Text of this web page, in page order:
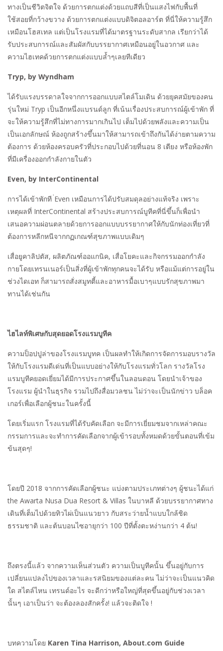
ทางเป็นชีวิตจิตใจ ด้วยการตกแต่งด้วยแถบสีที่เป็นแสงไฟกับพื้นที่
ใช้สอยที่กว้างขวาง ด้วยการตกแต่งแบบดิจิตอลอาร์ต ที่นี่ให้ความรู้สึก
เหมือนโฮสเทล แต่เป็นโรงแรมที่ได้มาตรฐานระดับสากล เรียกว่าได้
รับประสบการณ์และสัมผัสกับบรรยากาศเหมือนอยู่ในอวกาศ และ
ความไฮเทคด้วยการตกแต่งแบบล้ำๆเลยทีเดียว
Tryp, by Wyndham
ได้รับแรงบรรดาลใจจากการออกแบบสไตล์โมเดิน ด้วยยุคสมัยของคน
รุ่นใหม่ Tryp เป็นอีกหนึ่งแบรนด์ลูก ที่เน้นเรื่องประสบการณ์ผู้เข้าพัก ที่
จะให้ความรู้สึกที่ไม่ทางการมากเกินไป เต็มไปด้วยพลังและความเป็น
เป็นเอกลักษณ์ ห้องถูกสร้างขึ้นมาให้สามารถเข้าถึงกันได้ง่ายตามความ
ต้องการ ด้วยห้องครอบครัวที่ประกอบไปด้วยที่นอน 8 เตียง หรือห้องพัก
ที่มีเครื่องออกกำลังกายในตัว
Even, by InterContinental
การได้เข้าพักที ่Even เหมือนการได้ปรับสมดุลอย่างแท้จริง เพราะ
เหตุผลที่ InterContinental สร้างประสบการณ์บูทีคที่นี่ขึ้นก็เพื่อนำ
เสนอความผ่อนตลายด้วยการออกแบบบรรยากาศให้กับนักท่องเที่ยวที่
ต้องการหลีกหนีจากกฏเกณฑ์สุขภาพแบบเดิมๆ
เสื่อยูคาลิปตัส, ผลิตภัณฑ์ออแกนิค, เสื่อโยคะและกิจกรรมออกกำลัง
กายโดยเทรนเนอร์เป็นสิ่งที่ผู้เข้าพักทุกคนจะได้รับ หรือแม้แต่การอยู่ใน
ช่วงไดเอท ก็สามารถสั่งสมูทตี้และอาหารมื้อเบาๆแบบรักสุขภาพมา
ทานได้เช่นกัน
ไฮไลท์พิเศษกับสุดยอดโรงแรมบูทีค
ความป็อปปูล่าของโรงแรมบูทค เป็นผลทำให้เกิดการจัดการมอบรางวัล
ให้กับโรงแรมดีเด่นที่เป็นแบบอย่างให้กับโรงแรมทั่วโลก รางวัลโรง
แรมบูทีคยอดเยี่ยมได้มีการประกาศขึ้นในลอนดอน โดยนำเจ้าของ
โรงแรม ผู้นำในธุรกิจ รวมไปถึงสื่อมวลชน ไม่ว่าจะเป็นนักข่าว บล็อค
เกอร์เพื่อเลือกผู้ชนะในครั้งนี้
โดยเริ่มแรก โรงแรมที่ได้รับคัดเลือก จะมีการเยี่ยมชมจากเหล่าคณะ
กรรมการและจะทำการคัดเลือกจากผู้เข้ารอบทั้งหมดด้วยขั้นตอนที่เข้ม
ข้นสุดๆ!
โดยปี 2018 จากการคัดเลือกผู้ชนะ แบ่งตามประเภทต่างๆ ผู้ชนะได้แก่
the Awarta Nusa Dua Resort & Villas ในบาหลี ด้วยบรรยากาศทาง
เดินที่เต็มไปด้วยทิวไผ่เป็นแนวยาว กับสระว่ายน้ำแบบใกล้ชิด
ธรรมชาติ และต้นบอนไซอายุกว่า 100 ปีที่ตั้งตะหง่านกว่า 4 ต้น!
ถึงตรงนี้แล้ว จากความเห็นส่วนตัว ความเป็นบูทีคนั้น ขึ้นอยู่กับการ
เปลี่ยนแปลงไปของเวลาและรสนิยมของแต่ละคน ไม่ว่าจะเป็นแนวคิด
ใด สไตล์ไหน เทรนด์อะไร จะดีกว่าหรือใหญ่ที่สุดขึ้นอยู่กับช่วงเวลา
นั้นๆ เอาเป็นว่า จะต้องลองสักครั้ง! แล้วจะติดใจ !
บทความโดย Karen Tina Harrison, About.com Guide